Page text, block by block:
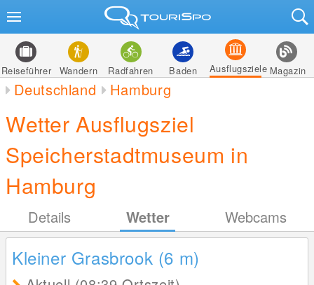
Reiseführer Wandern Radfahren Baden Ausflugsziele Magazin
Deutschland Hamburg
Wetter Ausflugsziel
Speicherstadtmuseum in
Hamburg
Details Wetter Webcams
Kleiner Grasbrook (6 m)